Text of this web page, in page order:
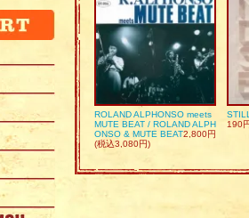
ROLAND ALPHONSO meets
MUTE BEAT / ROLAND ALPH
ONSO & MUTE BEAT2,800円
(税込3,080円)
190